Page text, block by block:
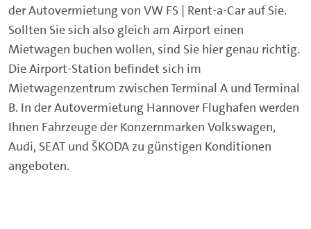
der Autovermietung von VW FS | Rent-a-Car auf Sie.
Sollten Sie sich also gleich am Airport einen
Mietwagen buchen wollen, sind Sie hier genau richtig.
Die Airport-Station befindet sich im
Mietwagenzentrum zwischen Terminal A und Terminal
B. In der Autovermietung Hannover Flughafen werden
Ihnen Fahrzeuge der Konzernmarken Volkswagen,
Audi, SEAT und ŠKODA zu günstigen Konditionen
angeboten.